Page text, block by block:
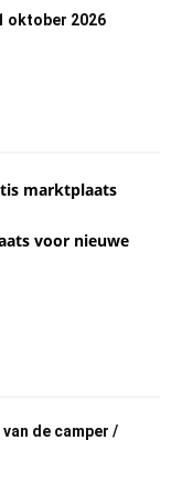
oktober 2026
marktplaats
voor nieuwe
de camper /